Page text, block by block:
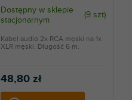
Dostępny w sklepie
stacjonarnym
(9 szt)
48,80 zł
Kabel audio 2x RCA męski na 1x
XLR męski. Długość 6 m.